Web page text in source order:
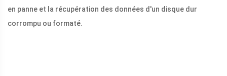
en panne et la récupération des données d'un disque dur
corrompu ou formaté.